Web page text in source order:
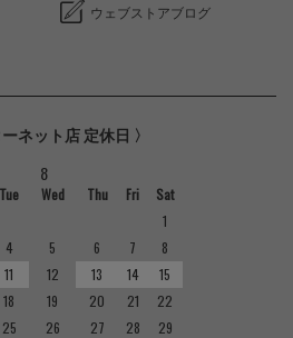
ウェブストアブログ
ーネット店 定休日 〉
8
Tue Wed Thu Fri
Sat
1
4 5 6 7
8
11 12 13 14
15
18 19 20 21
22
25 26 27 28 29